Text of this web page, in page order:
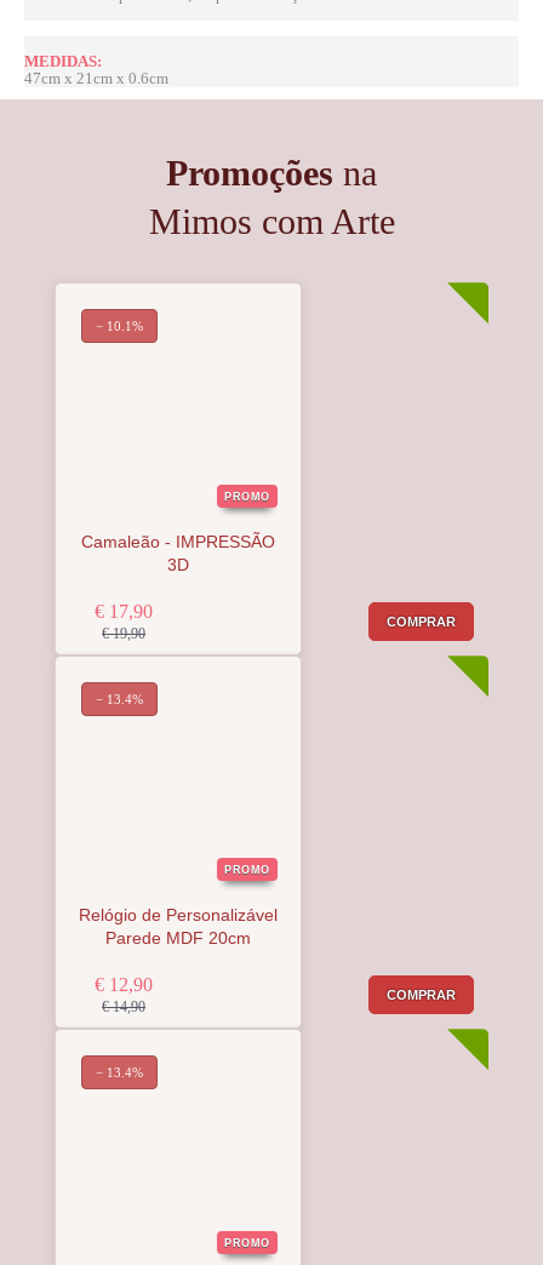
MEDIDAS:
47cm x 21cm x 0.6cm
Promoções na
Mimos com Arte
PROMO
Camaleão - IMPRESSÃO
3D
€ 17,90
€ 19,90
COMPRAR
− 10.1%
PROMO
Relógio de Personalizável
Parede MDF 20cm
€ 12,90
€ 14,90
COMPRAR
− 13.4%
PROMO
− 13.4%